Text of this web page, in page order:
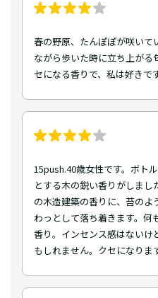
春の野原、たんぽぽが咲い
ながら歩いた時に立ち上がる
セになる香りで、私は好きで
15push.40歳女性です。ボト
とする木の鋭い香りがしま
の木造建築の香りに、苔の
わっとして落ち着きます。何
香り。インセンス感はないけ
もしれません。クセになりま